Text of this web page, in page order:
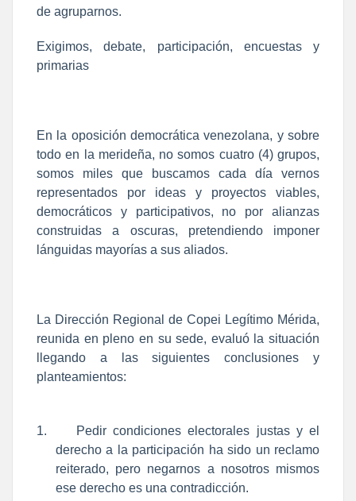
de agruparnos.
Exigimos, debate, participación, encuestas y
primarias
En la oposición democrática venezolana, y sobre
todo en la merideña, no somos cuatro (4) grupos,
somos miles que buscamos cada día vernos
representados por ideas y proyectos viables,
democráticos y participativos, no por alianzas
construidas a oscuras, pretendiendo imponer
lánguidas mayorías a sus aliados.
La Dirección Regional de Copei Legítimo Mérida,
reunida en pleno en su sede, evaluó la situación
llegando a las siguientes conclusiones y
planteamientos:
1.
Pedir condiciones electorales justas y el
derecho a la participación ha sido un reclamo
reiterado, pero negarnos a nosotros mismos
ese derecho es una contradicción.